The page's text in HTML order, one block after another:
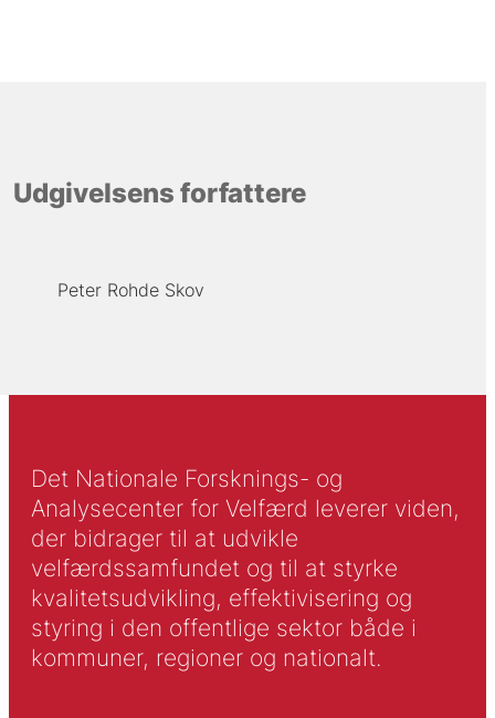
Udgivelsens forfattere
Peter Rohde Skov
Det Nationale Forsknings- og
Analysecenter for Velfærd leverer viden,
der bidrager til at udvikle
velfærdssamfundet og til at styrke
kvalitetsudvikling, effektivisering og
styring i den offentlige sektor både i
kommuner, regioner og nationalt.